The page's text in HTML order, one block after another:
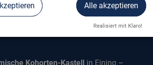
ABUSINA
Kohorten-Kastell in Eining –
Alle akzeptieren
Realisiert mit Klaro!